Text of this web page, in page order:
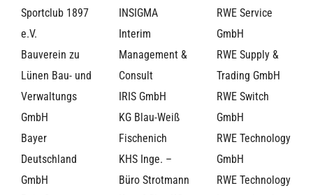
Sportclub 1897
e.V.
Bauverein zu
Lünen Bau- und
Verwaltungs
GmbH
Bayer
Deutschland
GmbH
INSIGMA
Interim
Management &
Consult
IRIS GmbH
KG Blau-Weiß
Fischenich
KHS Inge. –
Büro Strotmann
RWE Service
GmbH
RWE Supply &
Trading GmbH
RWE Switch
GmbH
RWE Technology
GmbH
RWE Technology